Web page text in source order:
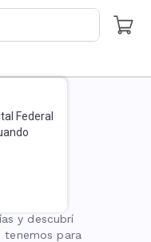
Federal
y descubrí
para